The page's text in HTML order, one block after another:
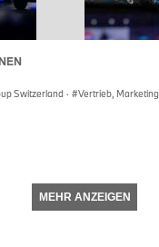
Switzerland · Vertrieb, Marketing
MEHR ANZEIGEN